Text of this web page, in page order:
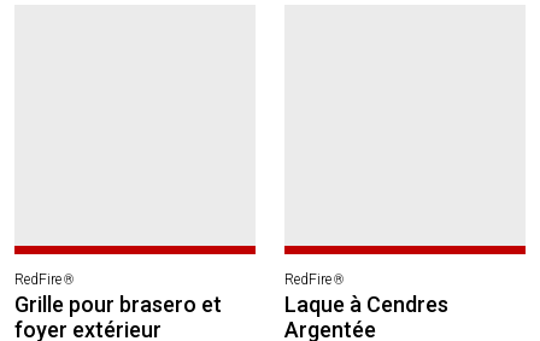
RedFire®
Grille pour brasero et
foyer extérieur
RedFire®
Laque à Cendres
Argentée